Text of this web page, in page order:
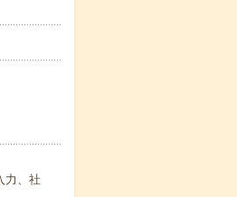
力、社